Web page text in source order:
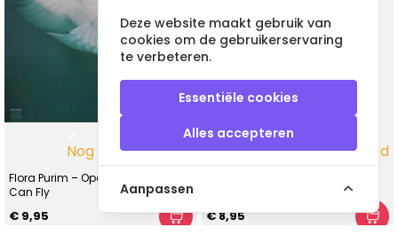
Nog 1 op voorraad
Flora Purim – Open Your Eyes You
Can Fly
€ 9,95
Nog 1 op voorraad
€ 8,95
Deze website maakt gebruik van
cookies om de gebruikerservaring
te verbeteren.
Essentiële cookies
Alles accepteren
Aanpassen